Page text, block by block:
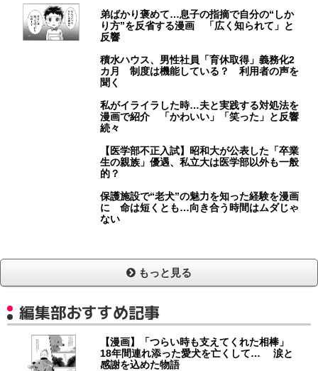
弟ばかり褒めて…息子の指摘で自分の“しか
り方”を反省する漫画 「広く知られて」と
反響
積水ハウス、男性社員「育休取得」義務化2
カ月 制度は機能している？ 利用者の声を
聞く
私がイライラした時…夫と実践する対処法を
漫画で紹介 「かわいい」「笑った」と反響
続々
【医学部不正入試】昭和大が公表した「卒業
生の親族」優遇、私立大は医学部以外も一般
的？
保護施設で“老犬”の魅力を知った経験を漫画
に 命は短くとも…向き合う時間はムダじゃ
ない
もっと見る
編集部おすすめ記事
【漫画】「つらい時も支えてくれた相棒」
18年間連れ添った愛犬を亡くして… 涙と
感謝を込めた物語